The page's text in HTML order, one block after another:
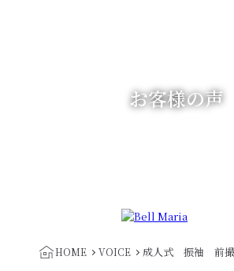
お客様の声
HOME VOICE 成人式 振袖 前撮